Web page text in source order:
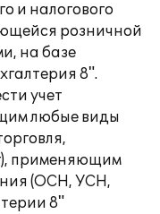
и налогового
розничной
на базе
8".
учет
любые виды
применяющим
(ОСН, УСН,
8"